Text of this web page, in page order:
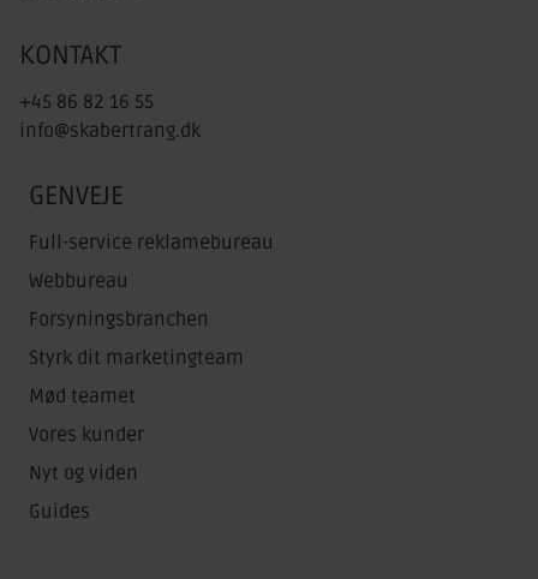
KONTAKT
+45 86 82 16 55
info@skabertrang.dk
GENVEJE
Full-service reklamebureau
Webbureau
Forsyningsbranchen
Styrk dit marketingteam
Mød teamet
Vores kunder
Nyt og viden
Guides